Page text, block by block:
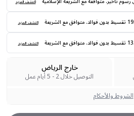
اكتشف المزيد
اكتشف المزيد
اكتشف المزيد
خارج الرياض
التوصيل خلال 2 - 5 أيام عمل
الشروط والأحكام